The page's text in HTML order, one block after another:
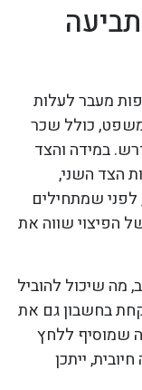
מעבר לעלות
כולל שכר
במידה והצד
הצד השני,
שמתחילים
הפיצוי שווה את
מה שיכול להוביל
בחשבון גם את
שמוסיף ללחץ
ייתכן